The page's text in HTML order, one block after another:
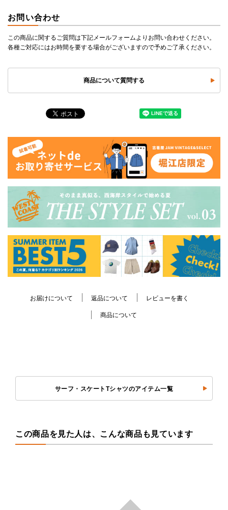
お問い合わせ
この商品に関するご質問は下記メールフォームよりお問い合わせください。
各種ご対応にはお時間を要する場合がございますので予めご了承ください。
商品について質問する
お届けについて 返品について レビューを書く
商品について
サーフ・スケートTシャツのアイテム一覧
この商品を見た人は、こんな商品も見ています